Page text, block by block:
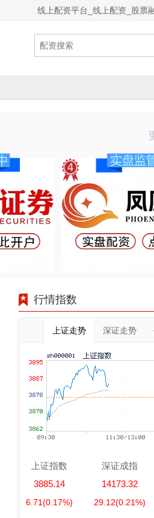
线上配资平台_线上配资_股票
行情指数
上证走势 深证走势
上证指数
3885.14
6.71(0.17%)
深证成指
14173.32
29.12(0.21%)